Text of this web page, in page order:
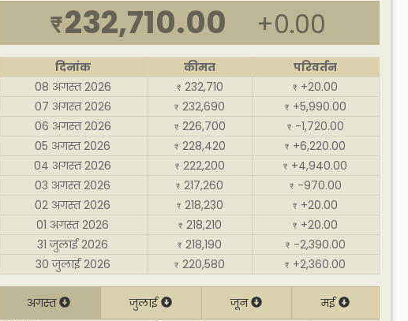
₹232,710.00 +0.00
दिनांक कीमत
परिवर्तन
08 अगस्त 2026
₹ 232,710 ₹ +20.00
07 अगस्त 2026
₹ 232,690 ₹ +5,990.00
06 अगस्त 2026
₹ 226,700 ₹ -1,720.00
05 अगस्त 2026
₹ 228,420 ₹ +6,220.00
04 अगस्त 2026
₹ 222,200 ₹ +4,940.00
03 अगस्त 2026
₹ 217,260 ₹ -970.00
02 अगस्त 2026
₹ 218,230 ₹ +20.00
01 अगस्त 2026
₹ 218,210 ₹ +20.00
31 जुलाई 2026
₹ 218,190 ₹ -2,390.00
30 जुलाई 2026
₹ 220,580 ₹ +2,360.00
अगस्त जुलाई जून
मई